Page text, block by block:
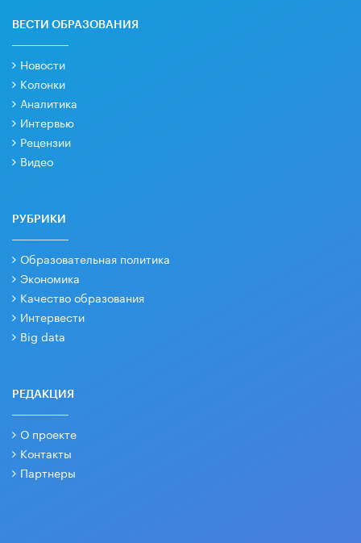
ВЕСТИ ОБРАЗОВАНИЯ
Новости
Колонки
Аналитика
Интервью
Рецензии
Видео
РУБРИКИ
Образовательная политика
Экономика
Качество образования
Интервести
Big data
РЕДАКЦИЯ
О проекте
Контакты
Партнеры